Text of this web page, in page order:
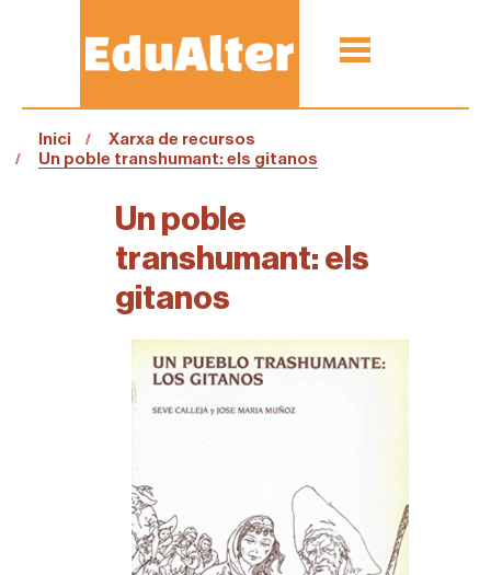
Inici
Xarxa de recursos
Un poble transhumant: els gitanos
Un poble
transhumant: els
gitanos